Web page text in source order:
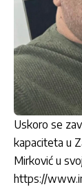
Uskoro se
kapaciteta u
Mirković u
https://